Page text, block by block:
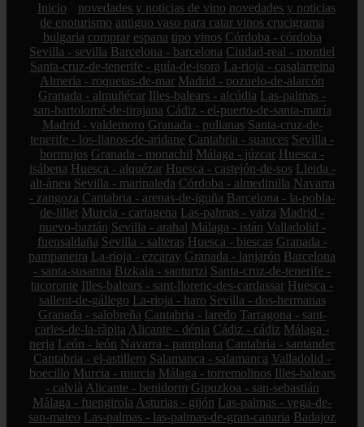
Inicio novedades y noticias de vino novedades y noticias
de enoturismo antiguo vaso para catar vinos crucigrama
bulgaria comprar espana tipo vinos Córdoba - córdoba
Sevilla - sevilla Barcelona - barcelona Ciudad-real - montiel
Santa-cruz-de-tenerife - guía-de-isora La-rioja - casalarreina
Almería - roquetas-de-mar Madrid - pozuelo-de-alarcón
Granada - almuñécar Illes-balears - alcúdia Las-palmas -
san-bartolomé-de-tirajana Cádiz - el-puerto-de-santa-maría
Madrid - valdemoro Granada - pulianas Santa-cruz-de-
tenerife - los-llanos-de-aridane Cantabria - suances Sevilla -
bormujos Granada - monachil Málaga - júzcar Huesca -
isábena Huesca - alquézar Huesca - castejón-de-sos Lleida -
alt-àneu Sevilla - marinaleda Córdoba - almedinilla Navarra
- zangoza Cantabria - arenas-de-iguña Barcelona - la-pobla-
de-lillet Murcia - cartagena Las-palmas - yaiza Madrid -
nuevo-baztán Sevilla - arahal Málaga - istán Valladolid -
fuensaldaña Sevilla - salteras Huesca - biescas Granada -
pampaneira La-rioja - ezcaray Granada - lanjarón Barcelona
- santa-susanna Bizkaia - santurtzi Santa-cruz-de-tenerife -
tacoronte Illes-balears - sant-llorenç-des-cardassar Huesca -
sallent-de-gállego La-rioja - haro Sevilla - dos-hermanas
Granada - salobreña Cantabria - laredo Tarragona - sant-
carles-de-la-ràpita Alicante - dénia Cádiz - cádiz Málaga -
nerja León - león Navarra - pamplona Cantabria - santander
Cantabria - el-astillero Salamanca - salamanca Valladolid -
boecillo Murcia - murcia Málaga - torremolinos Illes-balears
- calvià Alicante - benidorm Gipuzkoa - san-sebastián
Málaga - fuengirola Asturias - gijón Las-palmas - vega-de-
san-mateo Las-palmas - las-palmas-de-gran-canaria Badajoz